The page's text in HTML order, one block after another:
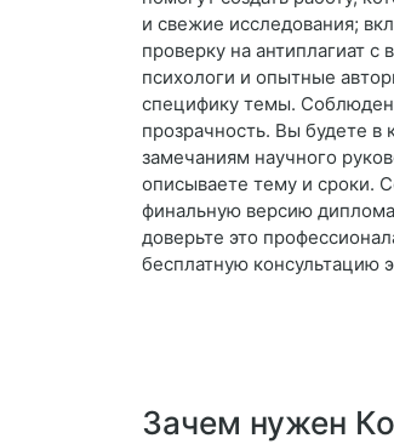
и свежие исследования;
проверку на антиплагиат
психологи и опытные
специфику темы.
прозрачность. Вы будете
замечаниям научного
описываете тему и сроки.
финальную версию
доверьте это
бесплатную консультацию
Зачем нужен